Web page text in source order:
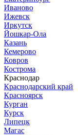
Иваново
Ижевск
Иркутск
Йошкар-Ола
Казань
Кемерово
Ковров
Кострома
Краснодар
Краснодарский край
Красноярск
Курган
Курск
Липецк
Магас